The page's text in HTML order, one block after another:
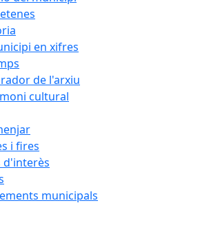
en xifres
de l'arxiu
cultural
i fires
d'interès
municipals